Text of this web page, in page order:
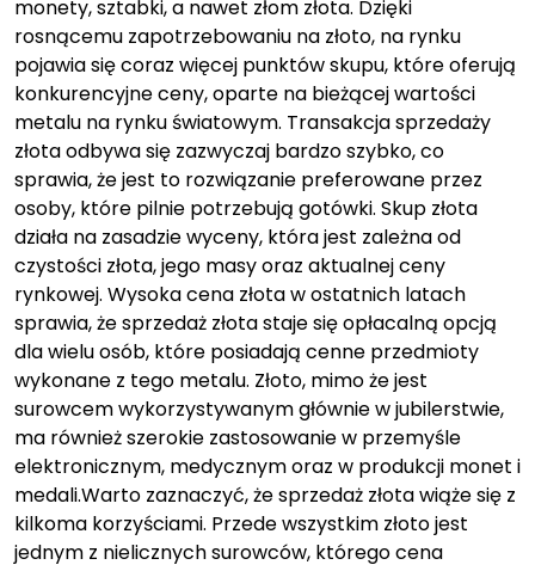
monety, sztabki, a nawet złom złota. Dzięki
rosnącemu zapotrzebowaniu na złoto, na rynku
pojawia się coraz więcej punktów skupu, które oferują
konkurencyjne ceny, oparte na bieżącej wartości
metalu na rynku światowym. Transakcja sprzedaży
złota odbywa się zazwyczaj bardzo szybko, co
sprawia, że jest to rozwiązanie preferowane przez
osoby, które pilnie potrzebują gotówki. Skup złota
działa na zasadzie wyceny, która jest zależna od
czystości złota, jego masy oraz aktualnej ceny
rynkowej. Wysoka cena złota w ostatnich latach
sprawia, że sprzedaż złota staje się opłacalną opcją
dla wielu osób, które posiadają cenne przedmioty
wykonane z tego metalu. Złoto, mimo że jest
surowcem wykorzystywanym głównie w jubilerstwie,
ma również szerokie zastosowanie w przemyśle
elektronicznym, medycznym oraz w produkcji monet i
medali.Warto zaznaczyć, że sprzedaż złota wiąże się z
kilkoma korzyściami. Przede wszystkim złoto jest
jednym z nielicznych surowców, którego cena